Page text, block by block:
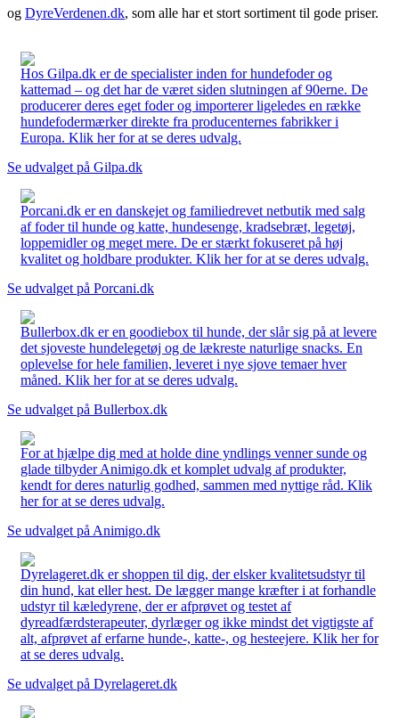
og DyreVerdenen.dk, som alle har et stort sortiment til gode priser.
Hos Gilpa.dk er de specialister inden for hundefoder og
kattemad – og det har de været siden slutningen af 90erne. De
producerer deres eget foder og importerer ligeledes en række
hundefodermærker direkte fra producenternes fabrikker i
Europa. Klik her for at se deres udvalg.
Se udvalget på Gilpa.dk
Porcani.dk er en danskejet og familiedrevet netbutik med salg
af foder til hunde og katte, hundesenge, kradsebræt, legetøj,
loppemidler og meget mere. De er stærkt fokuseret på høj
kvalitet og holdbare produkter. Klik her for at se deres udvalg.
Se udvalget på Porcani.dk
Bullerbox.dk er en goodiebox til hunde, der slår sig på at levere
det sjoveste hundelegetøj og de lækreste naturlige snacks. En
oplevelse for hele familien, leveret i nye sjove temaer hver
måned. Klik her for at se deres udvalg.
Se udvalget på Bullerbox.dk
For at hjælpe dig med at holde dine yndlings venner sunde og
glade tilbyder Animigo.dk et komplet udvalg af produkter,
kendt for deres naturlig godhed, sammen med nyttige råd. Klik
her for at se deres udvalg.
Se udvalget på Animigo.dk
Dyrelageret.dk er shoppen til dig, der elsker kvalitetsudstyr til
din hund, kat eller hest. De lægger mange kræfter i at forhandle
udstyr til kæledyrene, der er afprøvet og testet af
dyreadfærdsterapeuter, dyrlæger og ikke mindst det vigtigste af
alt, afprøvet af erfarne hunde-, katte-, og hesteejere. Klik her for
at se deres udvalg.
Se udvalget på Dyrelageret.dk